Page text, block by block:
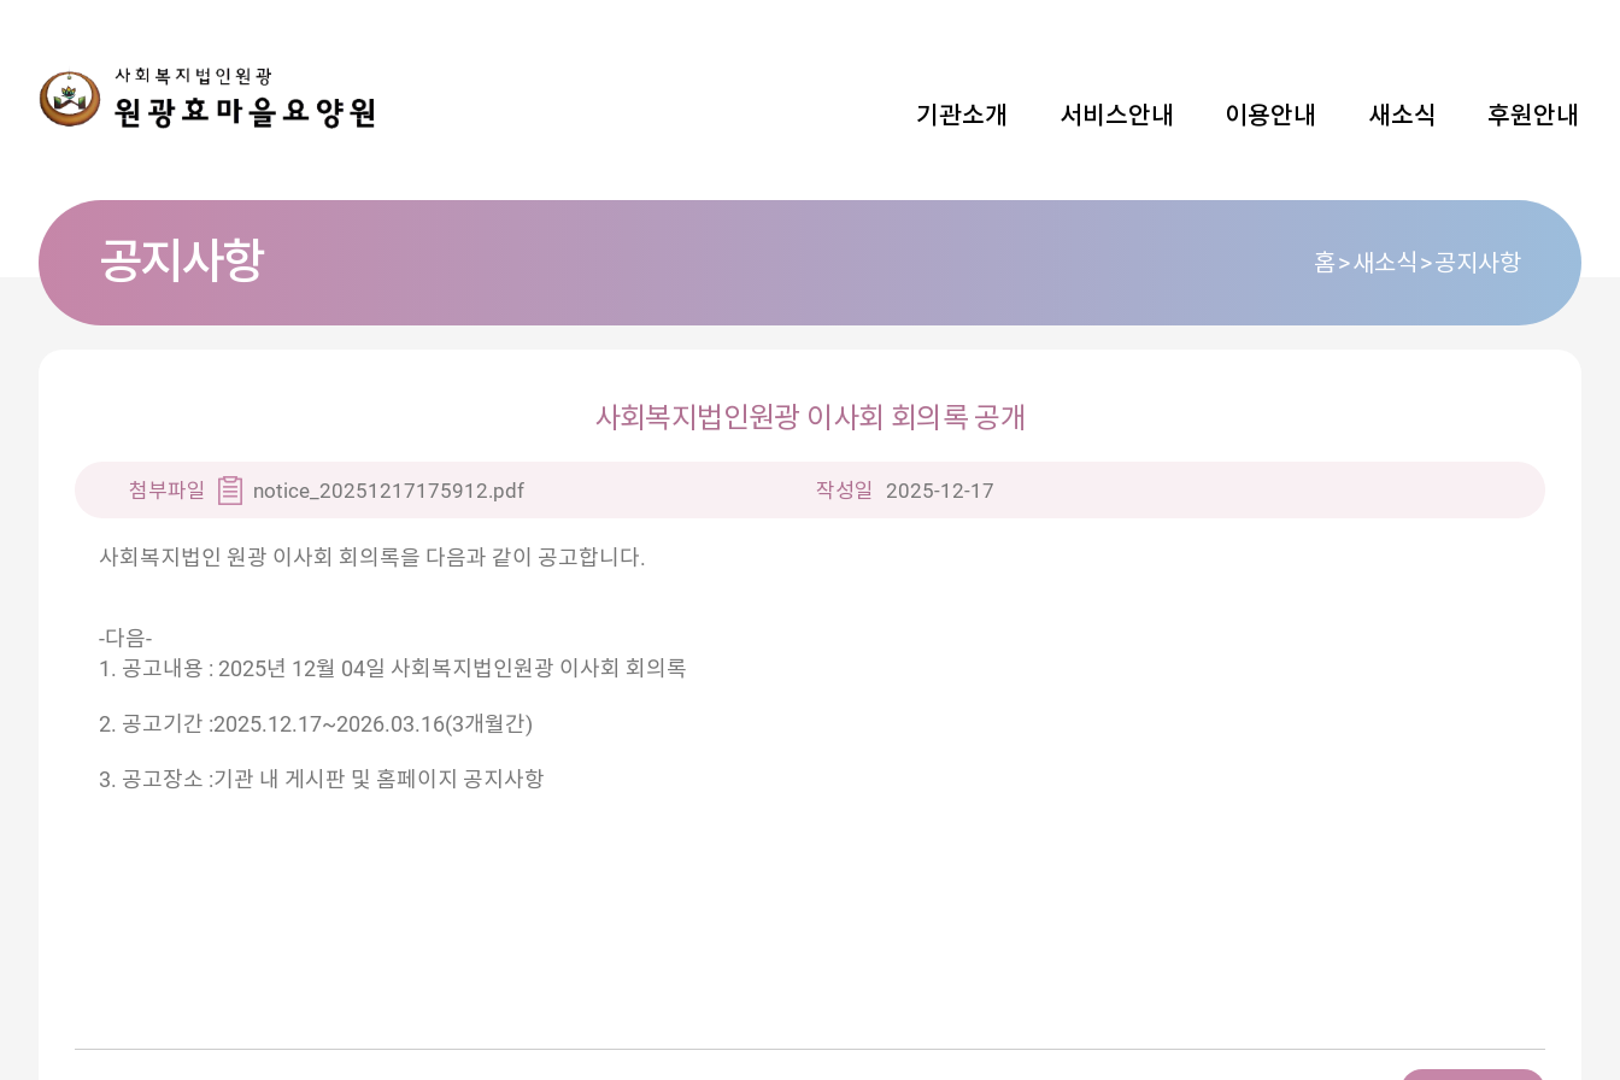
기관소개 서비스안내 이용안내 새소식 후원안내
공지사항 홈 새소식 공지사항
사회복지법인원광 이사회 회의록 공개
첨부파일 notice_20251217175912.pdf 작성일 2025-12-17
사회복지법인 원광 이사회 회의록을 다음과 같이 공고합니다.
-다음-
1. 공고내용 : 2025년 12월 04일 사회복지법인원광 이사회 회의록
2. 공고기간 :2025.12.17~2026.03.16(3개월간)
3. 공고장소 :기관 내 게시판 및 홈페이지 공지사항